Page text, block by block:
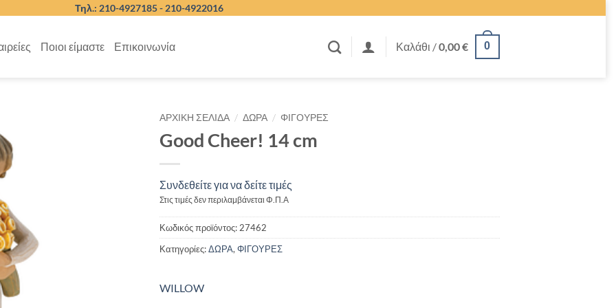
Τηλ.: 210-4927185 - 210-4922016
Ποιοι είμαστε Επικοινωνία Καλάθι /0,00€ 0
ΑΡΧΙΚΉ ΣΕΛΊΔΑ / ΔΩΡΑ / ΦΙΓΟΥΡΕΣ
Good Cheer! 14 cm
Συνδεθείτε για να δείτε τιμές
Στις τιμές δεν περιλαμβάνεται Φ.Π.Α
Κωδικός προϊόντος:27462
Κατηγορίες:ΔΩΡΑ,ΦΙΓΟΥΡΕΣ
WILLOW